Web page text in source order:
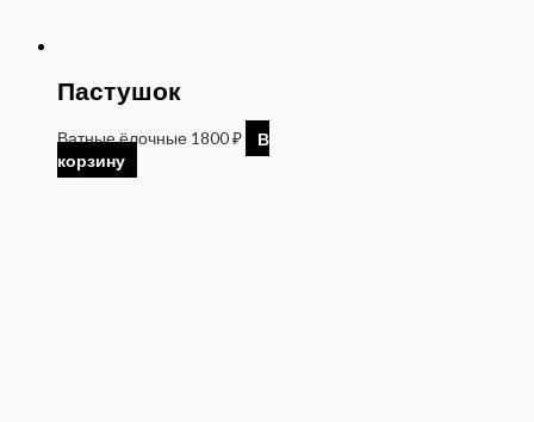
Пастушок
Ватные ёлочные 1800₽
В
корзину